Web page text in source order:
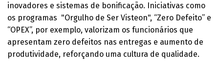
inovadores e sistemas de bonificação. Iniciativas como
os programas "Orgulho de Ser Visteon", “Zero Defeito” e
“OPEX”, por exemplo, valorizam os funcionários que
apresentam zero defeitos nas entregas e aumento de
produtividade, reforçando uma cultura de qualidade.